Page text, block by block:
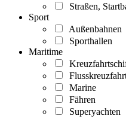
Straßen,
Sport
Außenbahnen
Sporthallen
Maritime
Marine
Fähren
Superyachten